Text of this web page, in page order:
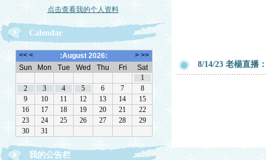
点击查看我的个人资料
Calendar
我的公告栏
8/14/23 老楊直播